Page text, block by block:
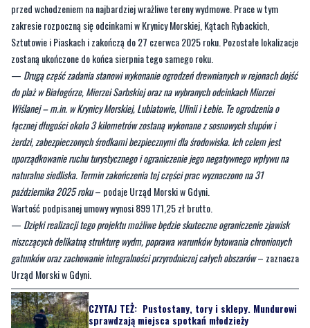
przed wchodzeniem na najbardziej wrażliwe tereny wydmowe. Prace w tym
zakresie rozpoczną się odcinkami w Krynicy Morskiej, Kątach Rybackich,
Sztutowie i Piaskach i zakończą do 27 czerwca 2025 roku. Pozostałe lokalizacje
zostaną ukończone do końca sierpnia tego samego roku.
— Drugą część zadania stanowi wykonanie ogrodzeń drewnianych w rejonach dojść
do plaż w Białogórze, Mierzei Sarbskiej oraz na wybranych odcinkach Mierzei
Wiślanej – m.in. w Krynicy Morskiej, Lubiatowie, Ulinii i Łebie. Te ogrodzenia o
łącznej długości około 3 kilometrów zostaną wykonane z sosnowych słupów i
żerdzi, zabezpieczonych środkami bezpiecznymi dla środowiska. Ich celem jest
uporządkowanie ruchu turystycznego i ograniczenie jego negatywnego wpływu na
naturalne siedliska. Termin zakończenia tej części prac wyznaczono na 31
października 2025 roku– podaje Urząd Morski w Gdyni.
Wartość podpisanej umowy wynosi 899 171,25 zł brutto.
— Dzięki realizacji tego projektu możliwe będzie skuteczne ograniczenie zjawisk
niszczących delikatną strukturę wydm, poprawa warunków bytowania chronionych
gatunków oraz zachowanie integralności przyrodniczej całych obszarów– zaznacza
Urząd Morski w Gdyni.
CZYTAJ TEŻ: Pustostany, tory i sklepy. Mundurowi
sprawdzają miejsca spotkań młodzieży